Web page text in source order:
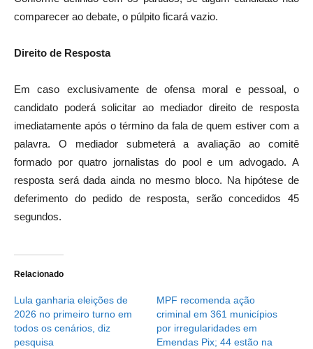
comparecer ao debate, o púlpito ficará vazio.
Direito de Resposta
Em caso exclusivamente de ofensa moral e pessoal, o
candidato poderá solicitar ao mediador direito de resposta
imediatamente após o término da fala de quem estiver com a
palavra. O mediador submeterá a avaliação ao comitê
formado por quatro jornalistas do pool e um advogado. A
resposta será dada ainda no mesmo bloco. Na hipótese de
deferimento do pedido de resposta, serão concedidos 45
segundos.
Relacionado
Lula ganharia eleições de
2026 no primeiro turno em
todos os cenários, diz
pesquisa
MPF recomenda ação
criminal em 361 municípios
por irregularidades em
Emendas Pix; 44 estão na